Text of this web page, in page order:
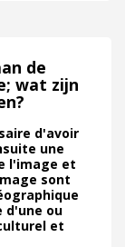
de
wat zijn
d'avoir
une
l'image et
sont
d'une ou
et